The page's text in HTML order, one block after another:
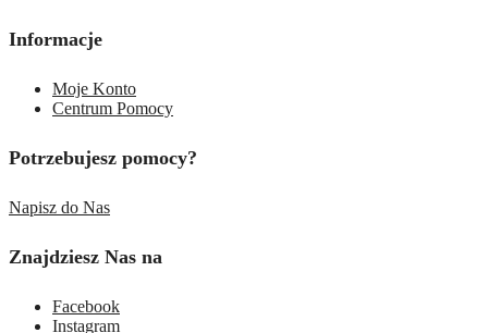
Informacje
Moje Konto
Centrum Pomocy
Potrzebujesz pomocy?
Napisz do Nas
Znajdziesz Nas na
Facebook
Instagram